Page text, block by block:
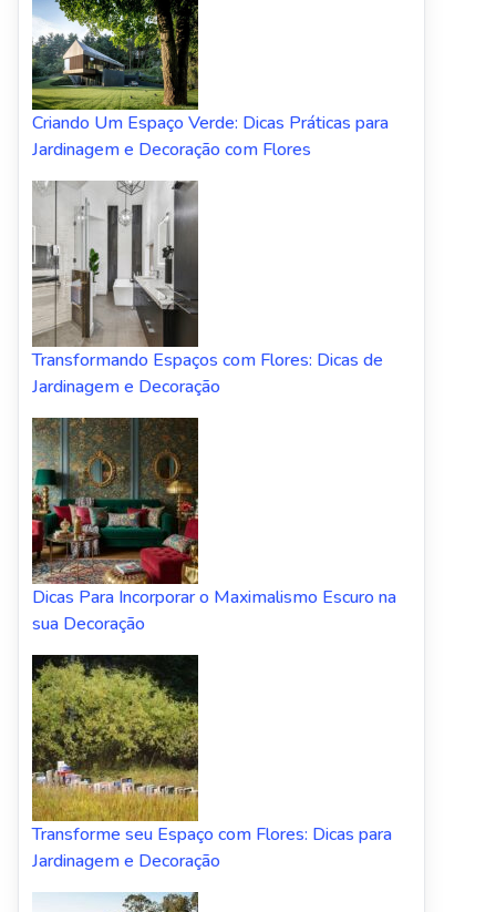
Criando Um Espaço Verde: Dicas Práticas para
Jardinagem e Decoração com Flores
Transformando Espaços com Flores: Dicas de
Jardinagem e Decoração
Dicas Para Incorporar o Maximalismo Escuro na
sua Decoração
Transforme seu Espaço com Flores: Dicas para
Jardinagem e Decoração